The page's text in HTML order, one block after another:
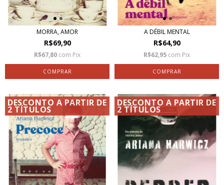
MORRA, AMOR
R$69,90
R$67,80 com Pix
A DÉBIL MENTAL
R$64,90
R$62,95 com Pix
DESCONTO A PARTIR DE
2 TÍTULOS
DESCONTO A PARTIR DE
2 TÍTULOS